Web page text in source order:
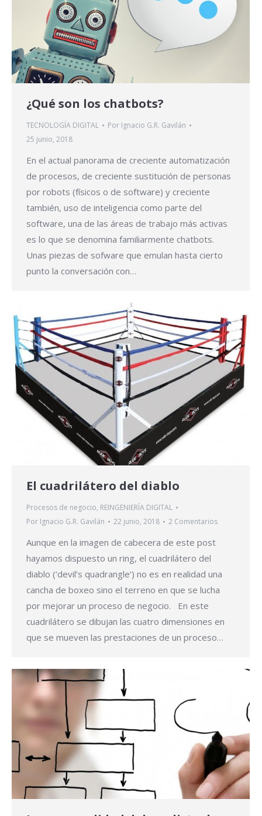
¿Qué son los chatbots?
TECNOLOGÍA DIGITAL Por Ignacio G.R. Gavilán
25 junio, 2018
En el actual panorama de creciente automatización
de procesos, de creciente sustitución de personas
por robots (físicos o de software) y creciente
también, uso de inteligencia como parte del
software, una de las áreas de trabajo más activas
es lo que se denomina familiarmente chatbots.
Unas piezas de sofware que emulan hasta cierto
punto la conversación con…
El cuadrilátero del diablo
Procesos de negocio, REINGENIERÍA DIGITAL
Por Ignacio G.R. Gavilán 22 junio, 2018 2 Comentarios
Aunque en la imagen de cabecera de este post
hayamos dispuesto un ring, el cuadrilátero del
diablo (‘devil’s quadrangle‘) no es en realidad una
cancha de boxeo sino el terreno en que se lucha
por mejorar un proceso de negocio. En este
cuadrilátero se dibujan las cuatro dimensiones en
que se mueven las prestaciones de un proceso…